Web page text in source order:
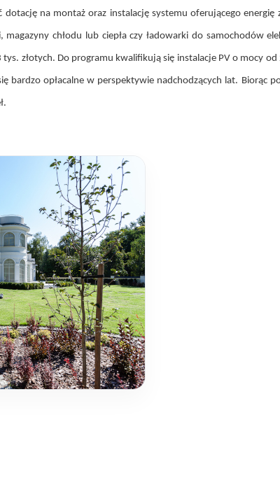
na montaż oraz instalację systemu oferującego energię
chłodu lub ciepła czy ładowarki do samochodów
złotych. Do programu kwalifikują się instalacje PV o mocy od
bardzo opłacalne w perspektywie nadchodzących lat. Biorąc